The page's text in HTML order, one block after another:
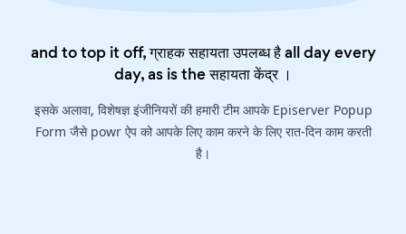
and to top it off, ग्राहक सहायता उपलब्ध है all day every
day, as is theसहायता केंद्र।
इसके अलावा, विशेषज्ञ इंजीनियरों की हमारी टीम आपके Episerver Popup
Form जैसे powr ऐप को आपके लिए काम करने के लिए रात-दिन काम करती
है।